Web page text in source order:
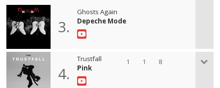
3.
Ghosts Again
Depeche Mode
1 1 8
4.
Trustfall
Pink